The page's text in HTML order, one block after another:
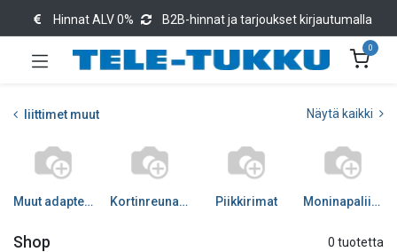
Hinnat ALV 0% B2B-hinnat ja tarjoukset kirjautumalla
0
liittimet muut Näytä kaikki
Muut adapterit Kortinreunaliittimet Piikkirimat Moninapaliittimet
Shop 0 tuotetta